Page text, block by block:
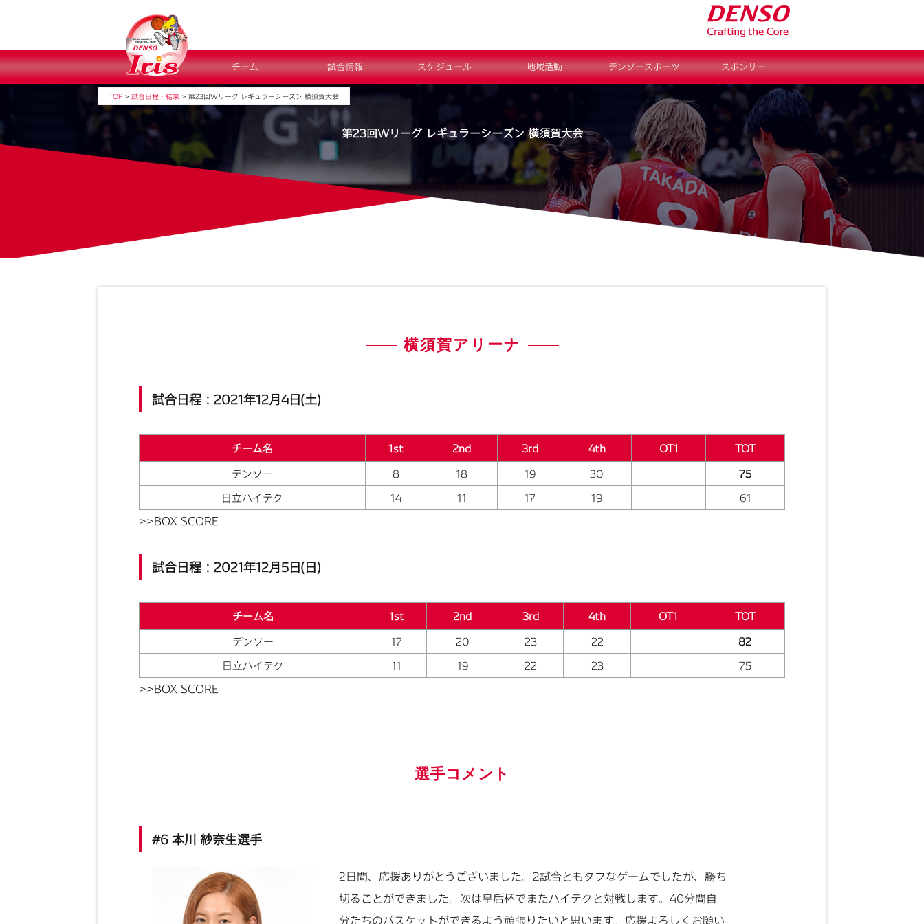
チーム 試合情報 スケジュール 地域活動 デンソースポーツ スポンサー
TOP > 試合日程・結果 > 第23回Wリーグ レギュラーシーズン 横須賀大会
第23回Wリーグ レギュラーシーズン 横須賀大会
横須賀アリーナ
試合日程：2021年12月4日(土)
チーム名 1st 2nd 3rd 4th OT1
TOT
デンソー
8 18 19 30
75
日立ハイテク
14 11 17 19 61
>>BOX SCORE
試合日程：2021年12月5日(日)
チーム名 1st 2nd 3rd 4th OT1
TOT
デンソー
17 20 23 22
82
日立ハイテク
11 19 22 23 75
>>BOX SCORE
選手コメント
#6 本川 紗奈生選手
2日間、応援ありがとうございました。2試合ともタフなゲームでしたが、勝ち
切ることができました。次は皇后杯でまたハイテクと対戦します。40分間自
分たちのバスケットができるよう頑張りたいと思います。応援よろしくお願い